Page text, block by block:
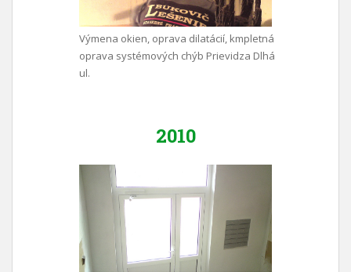
Výmena okien, oprava dilatácií, kmpletná
oprava systémových chýb Prievidza Dlhá
ul.
2010